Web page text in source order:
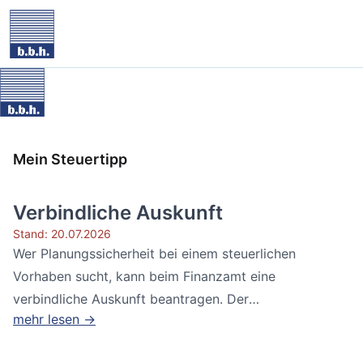
Mein Steuertipp
Verbindliche Auskunft
Stand: 20.07.2026
Wer Planungssicherheit bei einem steuerlichen
Vorhaben sucht, kann beim Finanzamt eine
verbindliche Auskunft beantragen. Der
Bundesfinanzhof...
mehr lesen →